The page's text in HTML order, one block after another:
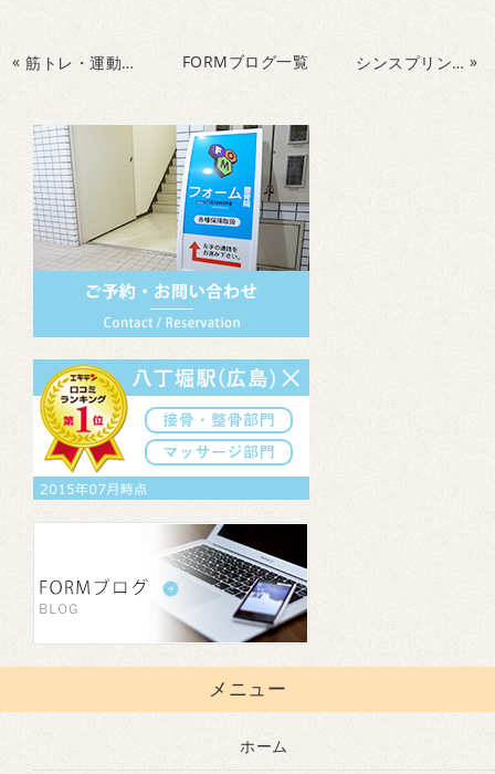
« 筋トレ・運動の疑問。筋肉痛が無いから効いていない？？ FORMブログ一覧 シンスプリントで悩まれている方。早めの処置が大切です。 »
メニュー
ホーム